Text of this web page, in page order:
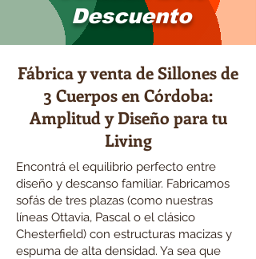
Descuento
Fábrica y venta de Sillones de
3 Cuerpos en Córdoba:
Amplitud y Diseño para tu
Living
Encontrá el equilibrio perfecto entre
diseño y descanso familiar. Fabricamos
sofás de tres plazas (como nuestras
líneas Ottavia, Pascal o el clásico
Chesterfield) con estructuras macizas y
espuma de alta densidad. Ya sea que